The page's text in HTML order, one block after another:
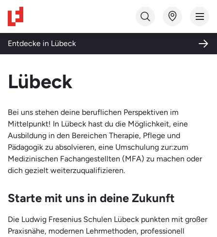
Entdecke in Lübeck
Lübeck
Bei uns stehen deine beruflichen Perspektiven im
Mittelpunkt! In Lübeck hast du die Möglichkeit, eine
Ausbildung in den Bereichen Therapie, Pflege und
Pädagogik zu absolvieren, eine Umschulung zur:zum
Medizinischen Fachangestellten (MFA) zu machen oder
dich gezielt weiterzuqualifizieren.
Starte mit uns in deine Zukunft
Die Ludwig Fresenius Schulen Lübeck punkten mit großer
Praxisnähe, modernen Lehrmethoden, professionell
Studiengang finden
Ausbildung
Qualifizierung
Studium
Weiterbildung
Gesundheit und Soziales
Medizin und Labor
Pflege und Pädagogik
Qualifizierung und Integration
Technik
Therapie und Wellness